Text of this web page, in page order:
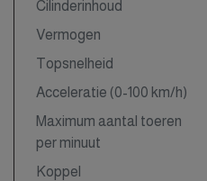
Cilinderinhoud
Vermogen
Topsnelheid
Acceleratie (0-100 km/h)
Maximum aantal toeren
per minuut
Koppel